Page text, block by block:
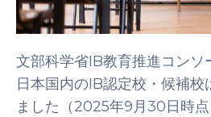
文部科学省IB教育推進コンソ
日本国内のIB認定校・候補校
ました（2025年9月30日時点